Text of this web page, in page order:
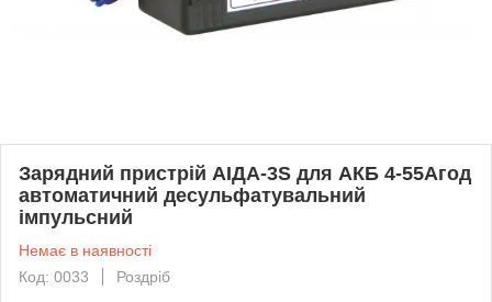
Зарядний пристрій АІДА-3S для АКБ 4-55Агод
автоматичний десульфатувальний
імпульсний
Немає в наявності
Код: 0033
Роздріб